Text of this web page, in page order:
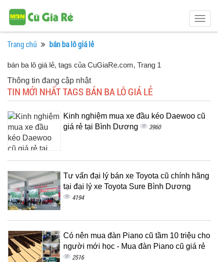
Trang chủ bán ba lô giá lẻ
bán ba lô giá lẻ, tags của CuGiaRe.com, Trang 1
Thông tin đang cập nhật
TIN MỚI NHẤT TAGS BÁN BA LÔ GIÁ LẺ
Kinh nghiệm mua xe đầu kéo Daewoo cũ
giá rẻ tại Bình Dương
3960
Tư vấn đại lý bán xe Toyota cũ chính hãng
tại đại lý xe Toyota Sure Bình Dương
4194
Có nên mua đàn Piano cũ tầm 10 triệu cho
người mới học - Mua đàn Piano cũ giá rẻ
2516